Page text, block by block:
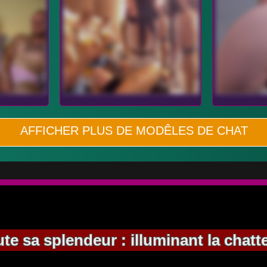
AFFICHER PLUS DE MODÊLES DE CHAT
sa splendeur : illuminant la